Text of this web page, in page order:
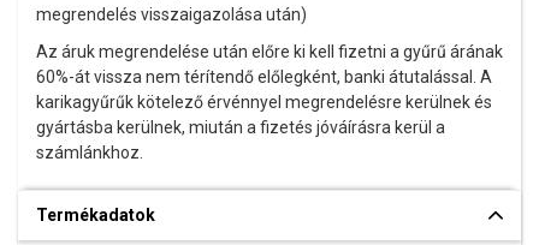
megrendelés visszaigazolása után)
Az áruk megrendelése után előre ki kell fizetni a gyűrű árának
60%-át vissza nem térítendő előlegként, banki átutalással. A
karikagyűrűk kötelező érvénnyel megrendelésre kerülnek és
gyártásba kerülnek, miután a fizetés jóváírásra kerül a
számlánkhoz.
Termékadatok